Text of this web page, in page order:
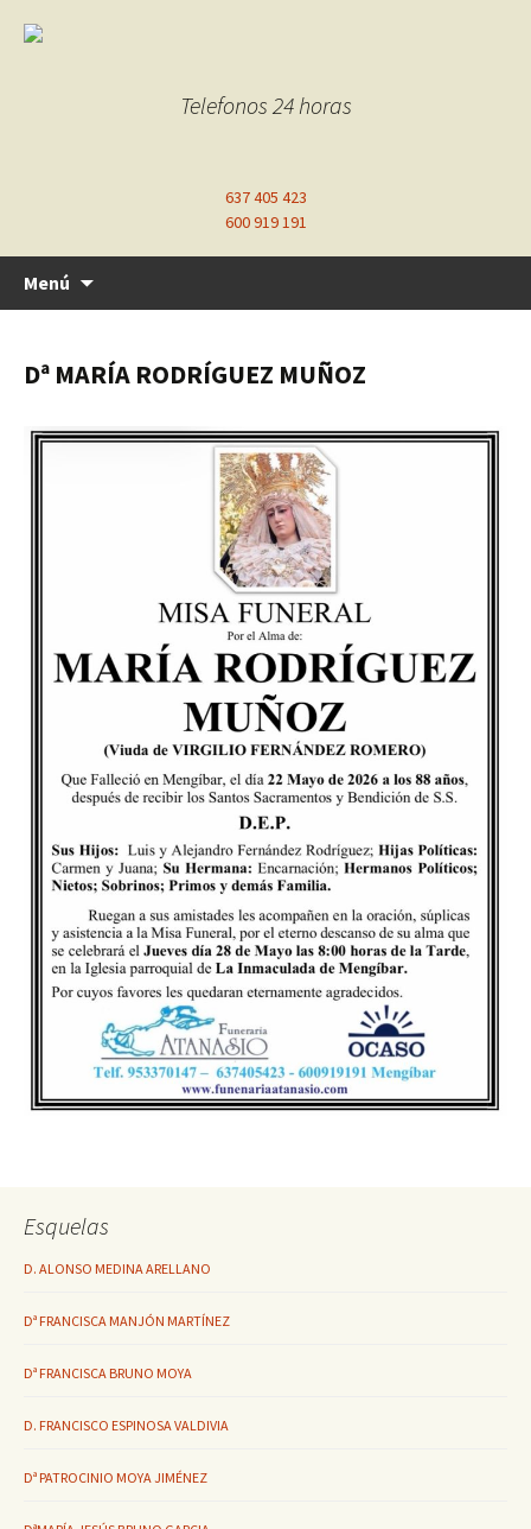
Telefonos 24 horas
637 405 423
600 919 191
Menú
Dª MARÍA RODRÍGUEZ MUÑOZ
Esquelas
D. ALONSO MEDINA ARELLANO
Dª FRANCISCA MANJÓN MARTÍNEZ
Dª FRANCISCA BRUNO MOYA
D. FRANCISCO ESPINOSA VALDIVIA
Dª PATROCINIO MOYA JIMÉNEZ